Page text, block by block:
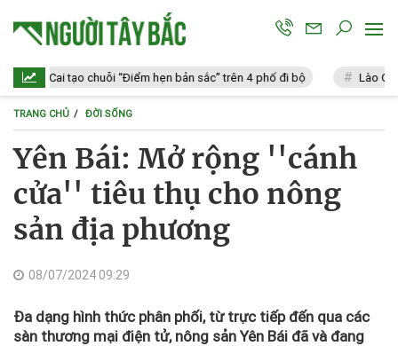
Cai tạo chuỗi “Điểm hẹn bản sắc” trên 4 phố đi bộ Lào Cai: Vi
TRANG CHỦ ĐỜI SỐNG
Yên Bái: Mở rộng ''cánh
cửa'' tiêu thụ cho nông
sản địa phương
08/07/2024 09:29
Đa dạng hình thức phân phối, từ trực tiếp đến qua các
sàn thương mại điện tử, nông sản Yên Bái đã và đang